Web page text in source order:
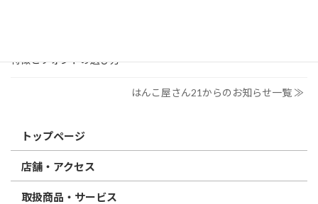
特徴とフォントの選び方
はんこ屋さん21からのお知らせ一覧 ≫
トップページ
店舗・アクセス
取扱商品・サービス